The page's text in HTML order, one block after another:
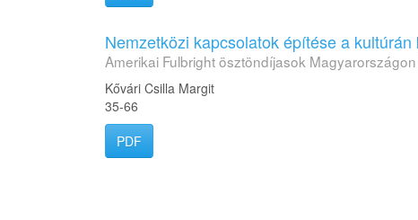
Nemzetközi kapcsolatok építése a kultúrán
Amerikai Fulbright ösztöndíjasok
Kővári Csilla Margit
35-66
PDF